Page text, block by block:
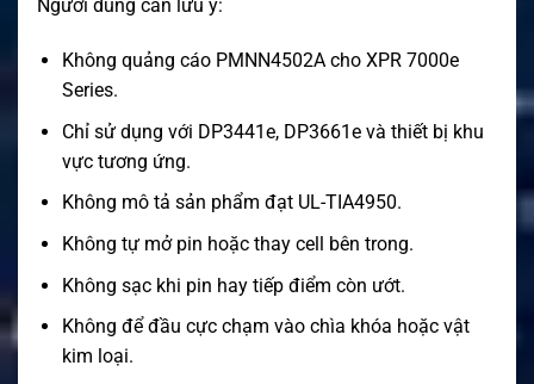
Người dùng cần lưu ý:
Không quảng cáo PMNN4502A cho XPR 7000e
Series.
Chỉ sử dụng với DP3441e, DP3661e và thiết bị khu
vực tương ứng.
Không mô tả sản phẩm đạt UL-TIA4950.
Không tự mở pin hoặc thay cell bên trong.
Không sạc khi pin hay tiếp điểm còn ướt.
Không để đầu cực chạm vào chìa khóa hoặc vật
kim loại.